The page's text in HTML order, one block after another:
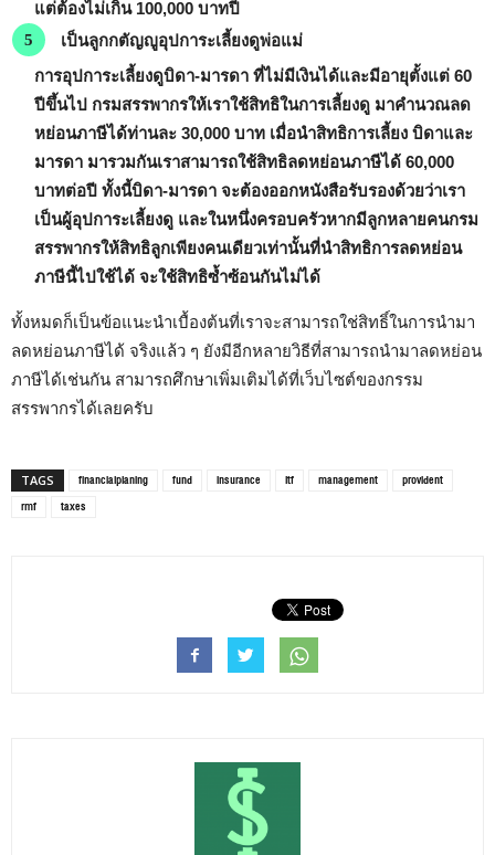
แต่ต้องไม่เกิน 100,000 บาทปี
เป็นลูกกตัญญูอุปการะเลี้ยงดูพ่อแม่
การอุปการะเลี้ยงดูบิดา-มารดา ที่ไม่มีเงินได้และมีอายุตั้งแต่ 60
ปีขึ้นไป กรมสรรพากรให้เราใช้สิทธิในการเลี้ยงดู มาคำนวณลด
หย่อนภาษีได้ท่านละ 30,000 บาท เมื่อนำสิทธิการเลี้ยง บิดาและ
มารดา มารวมกันเราสามารถใช้สิทธิลดหย่อนภาษีได้ 60,000
บาทต่อปี ทั้งนี้บิดา-มารดา จะต้องออกหนังสือรับรองด้วยว่าเรา
เป็นผู้อุปการะเลี้ยงดู และในหนึ่งครอบครัวหากมีลูกหลายคนกรม
สรรพากรให้สิทธิลูกเพียงคนเดียวเท่านั้นที่นำสิทธิการลดหย่อน
ภาษีนี้ไปใช้ได้ จะใช้สิทธิซ้ำซ้อนกันไม่ได้
ทั้งหมดก็เป็นข้อแนะนำเบื้องต้นที่เราจะสามารถใช่สิทธิ์ในการนำมา
ลดหย่อนภาษีได้ จริงแล้ว ๆ ยังมีอีกหลายวิธีที่สามารถนำมาลดหย่อน
ภาษีได้เช่นกัน สามารถศึกษาเพิ่มเติมได้ที่เว็บไซต์ของกรรม
สรรพากรได้เลยครับ
TAGS financialplaning fund insurance ltf management
provident
rmf
taxes